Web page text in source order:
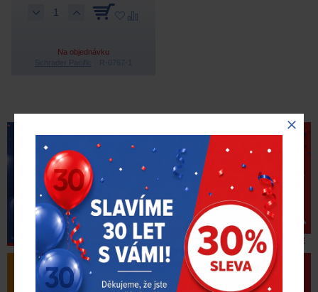
Na objednávku
ZJISTIT VÍCE